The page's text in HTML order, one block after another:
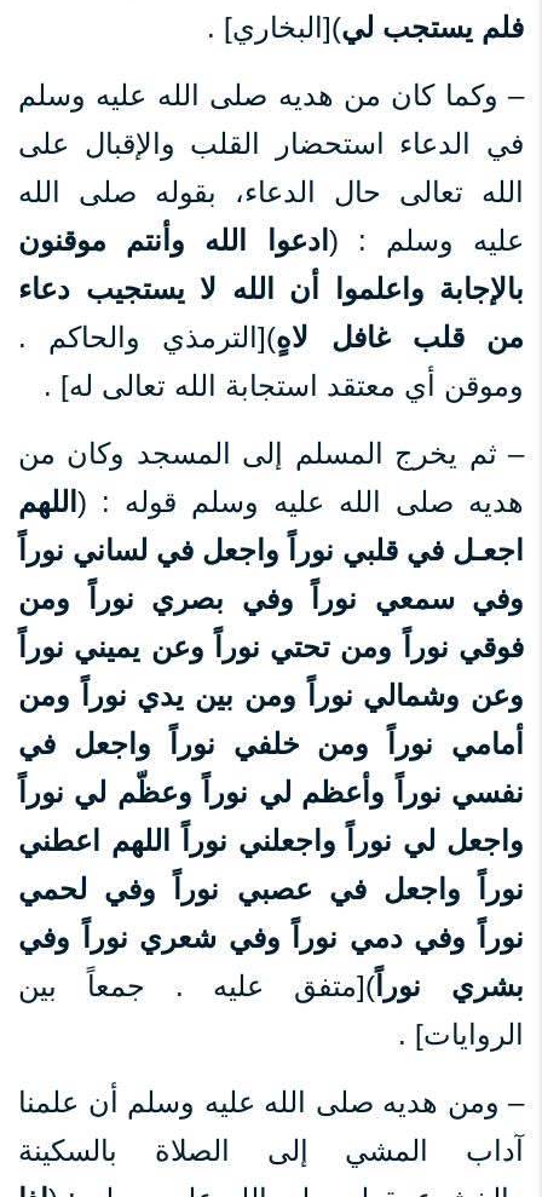
فلم يستجب لي)[البخاري] .
– وكما كان من هديه صلى الله عليه وسلم
في الدعاء استحضار القلب والإقبال على
الله تعالى حال الدعاء، بقوله صلى الله
عليه وسلم : ( ادعوا الله وأنتم موقنون
بالإجابة واعلموا أن الله لا يستجيب دعاء
من قلب غافل لاهٍ)[الترمذي والحاكم .
وموقن أي معتقد استجابة الله تعالى له] .
– ثم يخرج المسلم إلى المسجد وكان من
هديه صلى الله عليه وسلم قوله : ( اللهم
اجعـل في قلبي نوراً واجعل في لساني نوراً
وفي سمعي نوراً وفي بصري نوراً ومن
فوقي نوراً ومن تحتي نوراً وعن يميني نوراً
وعن وشمالي نوراً ومن بين يدي نوراً ومن
أمامي نوراً ومن خلفي نوراً واجعل في
نفسي نوراً وأعظم لي نوراً وعظّم لي نوراً
واجعل لي نوراً واجعلني نوراً اللهم اعطني
نوراً واجعل في عصبي نوراً وفي لحمي
نوراً وفي دمي نوراً وفي شعري نوراً وفي
بشري نوراً )[متفق عليه . جمعاً بين
الروايات] .
– ومن هديه صلى الله عليه وسلم أن علمنا
آداب المشي إلى الصلاة بالسكينة